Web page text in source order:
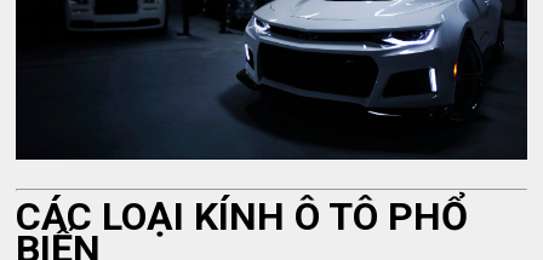
CÁC LOẠI KÍNH Ô TÔ PHỔ
BIẾN